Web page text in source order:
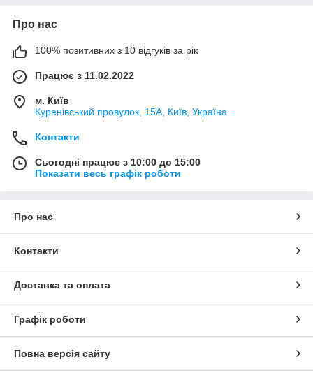
Про нас
100% позитивних з 10 відгуків за рік
Працює з 11.02.2022
м. Київ
Куренівський провулок, 15А, Київ, Україна
Контакти
Сьогодні працює з 10:00 до 15:00
Показати весь графік роботи
Про нас
Контакти
Доставка та оплата
Графік роботи
Повна версія сайту